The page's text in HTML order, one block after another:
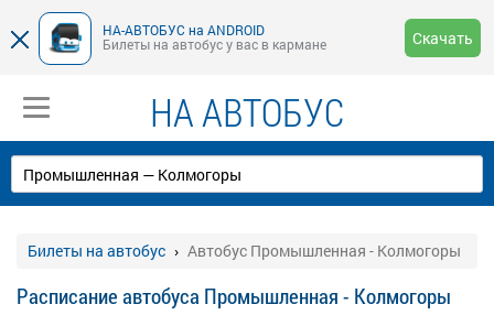
НА-АВТОБУС на ANDROID
Билеты на автобус у вас в кармане
Скачать
НА АВТОБУС
Билеты на автобус Автобус Промышленная - Колмогоры
Расписание автобуса Промышленная - Колмогоры